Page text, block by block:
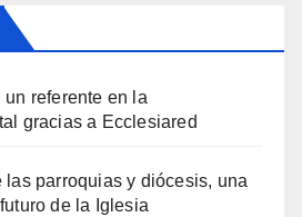
referente en la
gracias a Ecclesiared
las parroquias y diócesis, una
de la Iglesia